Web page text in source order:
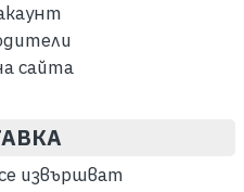
сайта
извършват